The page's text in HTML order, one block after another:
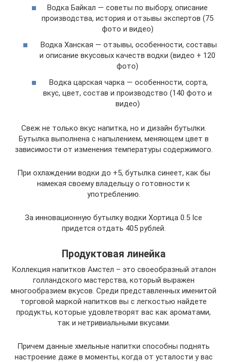
Водка Байкал — советы по выбору, описание
производства, история и отзывы экспертов (75
фото и видео)
Водка Ханская — отзывы, особенности, составы
и описание вкусовых качеств водки (видео + 120
фото)
Boдка царская чарка — особенности, сорта,
вкус, цвет, состав и производство (140 фото и
видео)
Свеж не только вкус напитка, но и дизайн бутылки.
Бутылка выполнена с напылением, меняющем цвет в
зависимости от изменения температуры содержимого.
При охлаждении водки до +5, бутылка синеет, как бы
намекая своему владельцу о готовности к
употреблению.
За инновационную бутылку водки Хортица 0.5 Ice
придется отдать 405 рублей.
Продуктовая линейка
Коллекция напитков Амстел – это своеобразный эталон
голландского мастерства, который выражен
многообразием вкусов. Среди представленных именитой
торговой маркой напитков вы с легкостью найдете
продукты, которые удовлетворят вас как ароматами,
так и нетривиальными вкусами.
Причем данные хмельные напитки способны поднять
настроение даже в моменты, когда от усталости у вас